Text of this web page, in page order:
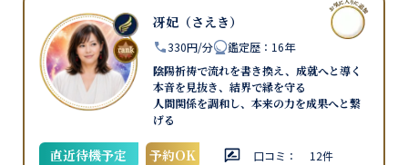
冴妃（さえき）
330円/分 鑑定歴： 16年
陰陽祈祷で流れを書き換え、成就へと導く
本音を見抜き、結界で縁を守る
人間関係を調和し、本来の力を成果へと繋
げる
直近待機予定 予約OK 口コミ： 12件